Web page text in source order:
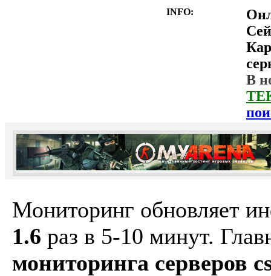
INFO:
В
Мониторинг обновляет
1.6 раз в 5-10 минут.
мониторинга серверов